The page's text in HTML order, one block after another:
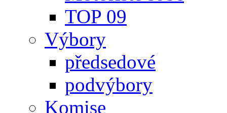
TOP 09
Výbory
předsedové
podvýbory
Komise